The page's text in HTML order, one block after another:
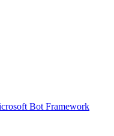
Bot Framework